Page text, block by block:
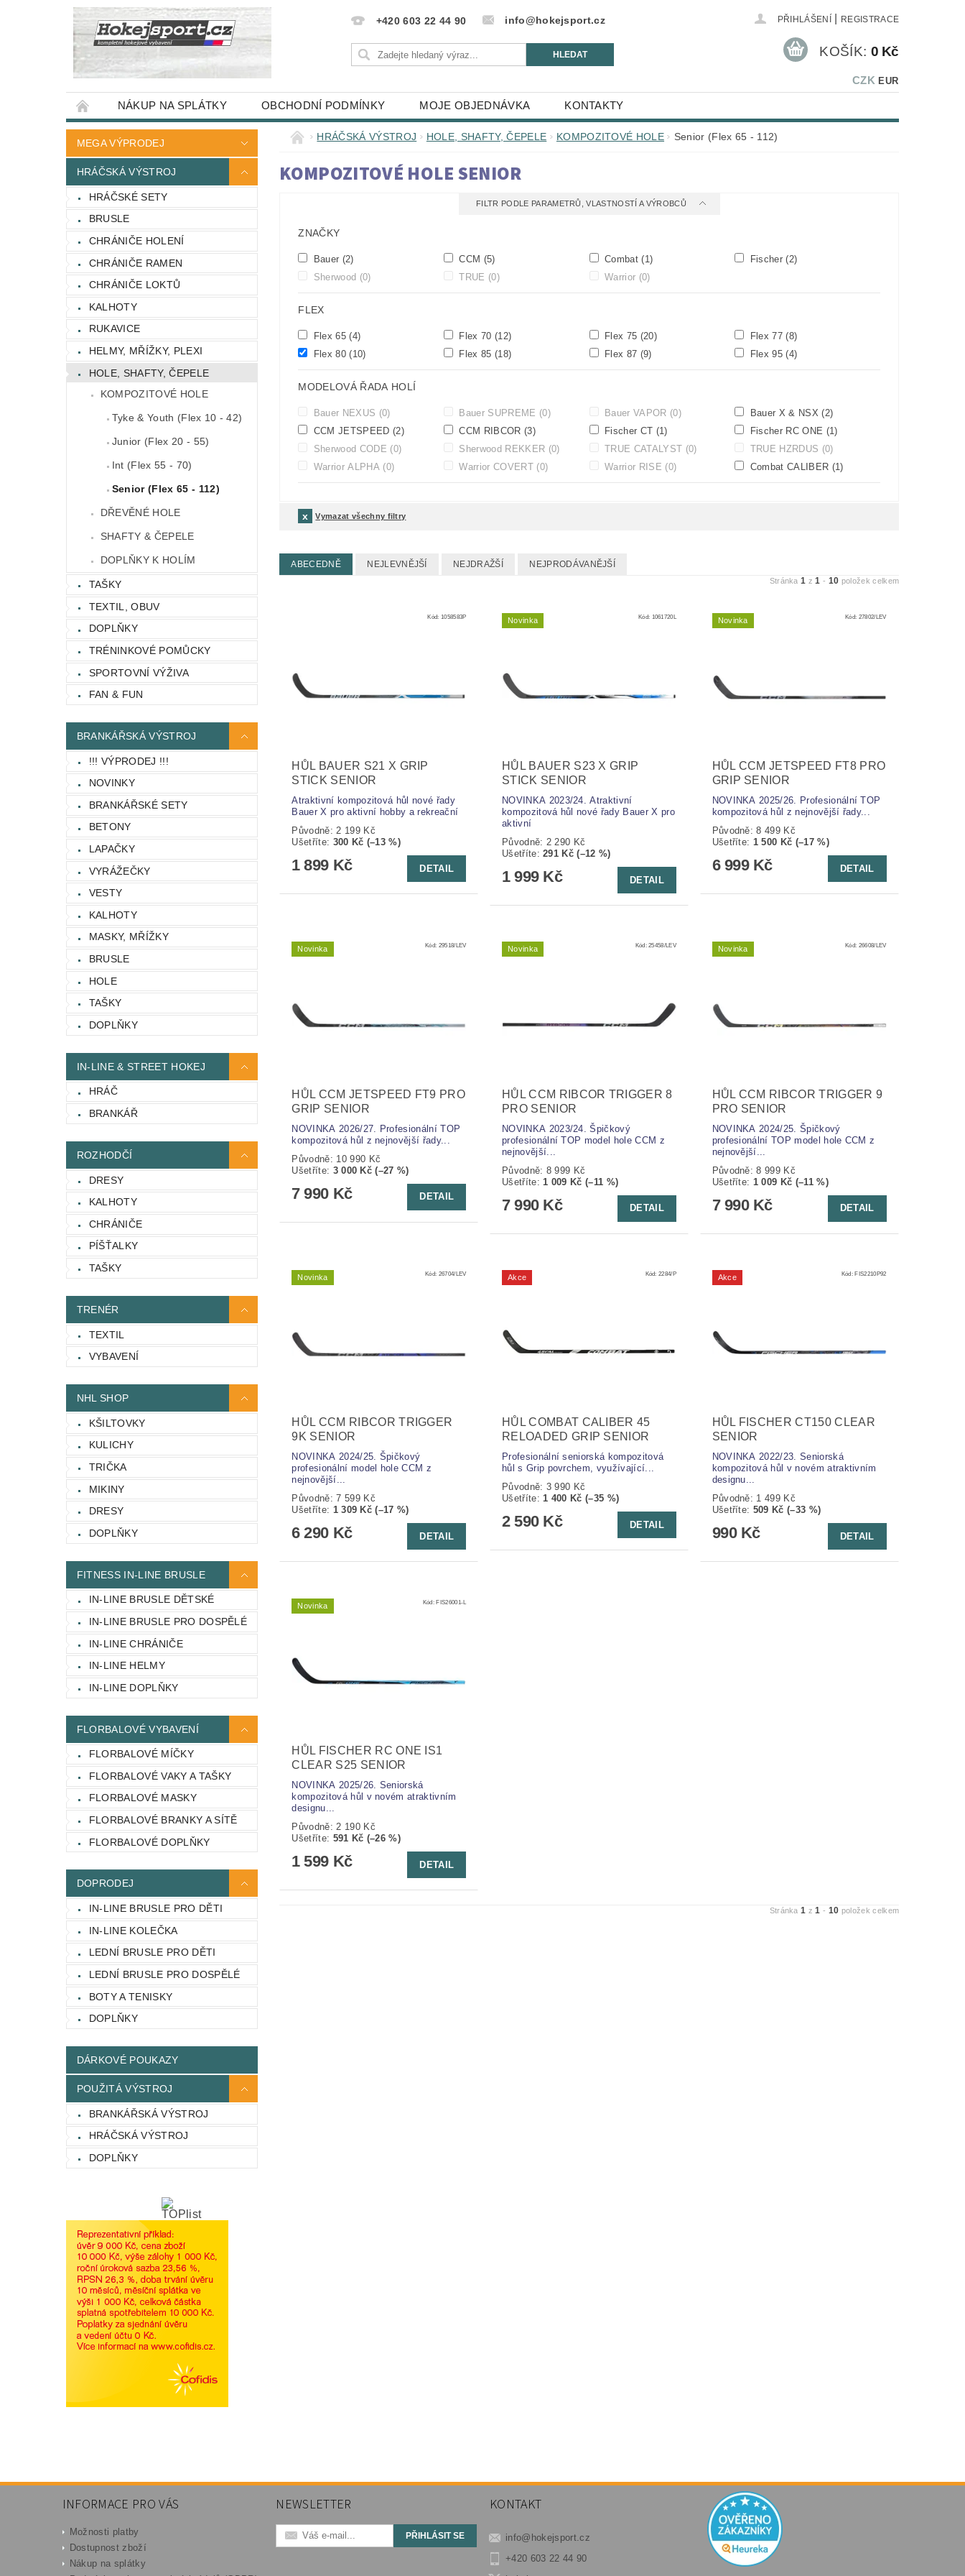
+420 603 22 44 90 info@hokejsport.cz PŘIHLÁŠENÍ REGISTRACE
CZK EUR
KOŠÍK: 0 Kč
NÁKUP NA SPLÁTKY OBCHODNÍ PODMÍNKY MOJE OBJEDNÁVKA KONTAKTY
MEGA VÝPRODEJ
HRÁČSKÁ VÝSTROJ
HRÁČSKÉ SETY
BRUSLE
CHRÁNIČE HOLENÍ
CHRÁNIČE RAMEN
CHRÁNIČE LOKTŮ
KALHOTY
RUKAVICE
HELMY, MŘÍŽKY, PLEXI
HOLE, SHAFTY, ČEPELE
KOMPOZITOVÉ HOLE
Tyke & Youth (Flex 10 - 42)
Junior (Flex 20 - 55)
Int (Flex 55 - 70)
Senior (Flex 65 - 112)
DŘEVĚNÉ HOLE
SHAFTY & ČEPELE
DOPLŇKY K HOLÍM
TAŠKY
TEXTIL, OBUV
DOPLŇKY
TRÉNINKOVÉ POMŮCKY
SPORTOVNÍ VÝŽIVA
FAN & FUN
BRANKÁŘSKÁ VÝSTROJ
!!! VÝPRODEJ !!!
NOVINKY
BRANKÁŘSKÉ SETY
BETONY
LAPAČKY
VYRÁŽEČKY
VESTY
KALHOTY
MASKY, MŘÍŽKY
BRUSLE
HOLE
TAŠKY
DOPLŇKY
IN-LINE & STREET HOKEJ
HRÁČ
BRANKÁŘ
ROZHODČÍ
DRESY
KALHOTY
CHRÁNIČE
PÍŠŤALKY
TAŠKY
TRENÉR
TEXTIL
VYBAVENÍ
NHL SHOP
KŠILTOVKY
KULICHY
TRIČKA
MIKINY
DRESY
DOPLŇKY
FITNESS IN-LINE BRUSLE
IN-LINE BRUSLE DĚTSKÉ
IN-LINE BRUSLE PRO DOSPĚLÉ
IN-LINE CHRÁNIČE
IN-LINE HELMY
IN-LINE DOPLŇKY
FLORBALOVÉ VYBAVENÍ
FLORBALOVÉ MÍČKY
FLORBALOVÉ VAKY A TAŠKY
FLORBALOVÉ MASKY
FLORBALOVÉ BRANKY A SÍTĚ
FLORBALOVÉ DOPLŇKY
DOPRODEJ
IN-LINE BRUSLE PRO DĚTI
IN-LINE KOLEČKA
LEDNÍ BRUSLE PRO DĚTI
LEDNÍ BRUSLE PRO DOSPĚLÉ
BOTY A TENISKY
DOPLŇKY
DÁRKOVÉ POUKAZY
POUŽITÁ VÝSTROJ
BRANKÁŘSKÁ VÝSTROJ
HRÁČSKÁ VÝSTROJ
DOPLŇKY
HRÁČSKÁ VÝSTROJ HOLE, SHAFTY, ČEPELE KOMPOZITOVÉ HOLE Senior (Flex 65 - 112)
KOMPOZITOVÉ HOLE SENIOR
FILTR PODLE PARAMETRŮ, VLASTNOSTÍ A VÝROBCŮ
ZNAČKY
Bauer (2) CCM (5) Combat(1) Fischer(2)
Sherwood (0) TRUE (0) Warrior (0)
FLEX
Flex 65(4) Flex 70 (12) Flex 75 (20) Flex 77(8)
Flex 80(10) Flex 85 (18) Flex 87 (9) Flex 95(4)
MODELOVÁ ŘADA HOLÍ
Bauer NEXUS (0) Bauer SUPREME (0) Bauer VAPOR (0) Bauer X & NSX(2)
CCM JETSPEED (2) CCM RIBCOR (3) Fischer CT (1) Fischer RC ONE (1)
Sherwood CODE (0) Sherwood REKKER (0) TRUE CATALYST (0) TRUE HZRDUS (0)
Warrior ALPHA (0) Warrior COVERT (0) Warrior RISE (0) Combat CALIBER (1)
Vymazat všechny filtry
ABECEDNĚ NEJLEVNĚJŠÍ NEJDRAŽŠÍ NEJPRODÁVANĚJŠÍ
Stránka1 z1 - 10 položek celkem
Kód: 1058583P
HŮL BAUER S21 X GRIP
STICK SENIOR
Atraktivní kompozitová hůl nové řady
Bauer X pro aktivní hobby a rekreační
Původně: 2 199 Kč
Ušetříte: 300 Kč (–13 %)
1 899 Kč DETAIL
Novinka Kód: 1061720L
HŮL BAUER S23 X GRIP
STICK SENIOR
NOVINKA 2023/24. Atraktivní
kompozitová hůl nové řady Bauer X pro
aktivní
Původně: 2 290 Kč
Ušetříte:291 Kč (–12 %)
1 999 Kč DETAIL
Novinka Kód: 27802/LEV
HŮL CCM JETSPEED FT8 PRO
GRIP SENIOR
NOVINKA 2025/26. Profesionální TOP
kompozitová hůl z nejnovější řady...
Původně:8 499 Kč
Ušetříte: 1 500 Kč (–17 %)
6 999 Kč DETAIL
Novinka Kód: 29518/LEV
HŮL CCM JETSPEED FT9 PRO
GRIP SENIOR
NOVINKA 2026/27. Profesionální TOP
kompozitová hůl z nejnovější řady...
Původně: 10 990 Kč
Ušetříte: 3 000 Kč (–27 %)
7 990 Kč DETAIL
Novinka Kód:25458/LEV
HŮL CCM RIBCOR TRIGGER 8
PRO SENIOR
NOVINKA 2023/24. Špičkový
profesionální TOP model hole CCM z
nejnovější...
Původně: 8 999 Kč
Ušetříte: 1 009 Kč (–11 %)
7 990 Kč DETAIL
Novinka Kód: 26608/LEV
HŮL CCM RIBCOR TRIGGER 9
PRO SENIOR
NOVINKA 2024/25. Špičkový
profesionální TOP model hole CCM z
nejnovější...
Původně:8 999 Kč
Ušetříte: 1 009 Kč (–11 %)
7 990 Kč DETAIL
Novinka Kód: 26704/LEV
HŮL CCM RIBCOR TRIGGER
9K SENIOR
NOVINKA 2024/25. Špičkový
profesionální model hole CCM z
nejnovější...
Původně:7 599 Kč
Ušetříte: 1 309 Kč (–17 %)
6 290 Kč DETAIL
Akce Kód:2284/P
HŮL COMBAT CALIBER 45
RELOADED GRIP SENIOR
Profesionální seniorská kompozitová
hůl s Grip povrchem, využívající...
Původně: 3 990 Kč
Ušetříte:1 400 Kč (–35 %)
2 590 Kč DETAIL
Akce Kód:FIS2210P92
HŮL FISCHER CT150 CLEAR
SENIOR
NOVINKA 2022/23. Seniorská
kompozitová hůl v novém atraktivním
designu...
Původně: 1 499 Kč
Ušetříte: 509 Kč (–33 %)
990 Kč DETAIL
Novinka Kód:FIS26001-L
HŮL FISCHER RC ONE IS1
CLEAR S25 SENIOR
NOVINKA 2025/26. Seniorská
kompozitová hůl v novém atraktivním
designu...
Původně:2 190 Kč
Ušetříte: 591 Kč (–26 %)
1 599 Kč DETAIL
Stránka1 z1 - 10 položek celkem
INFORMACE PRO VÁS
Možnosti platby
Dostupnost zboží
Nákup na splátky
NEWSLETTER KONTAKT
info@ hokejsport.cz
+420 603 22 44 90